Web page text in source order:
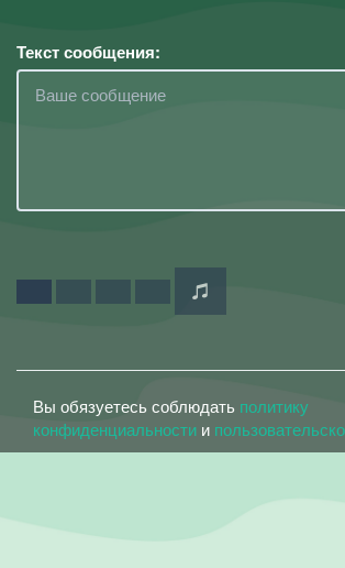
Текст сообщения:
Вы обязуетесь соблюдать политику
конфиденциальности и